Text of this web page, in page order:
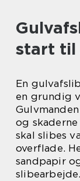
start til
En
en grundig
og
skal slibes
overflade.
sandpapir
slibearbejde.